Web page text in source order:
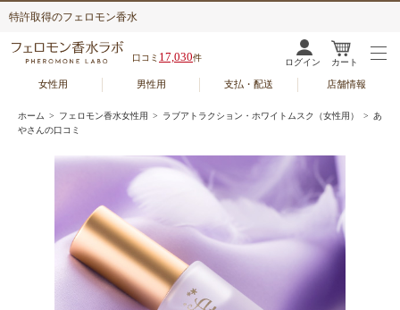
特許取得のフェロモン香水
口コミ 17,030件 ログイン カート
女性用 男性用 支払・配送 店舗情報
ホーム > フェロモン香水女性用 > ラブアトラクション・ホワイトムスク（女性用）
> あ
やさんの口コミ